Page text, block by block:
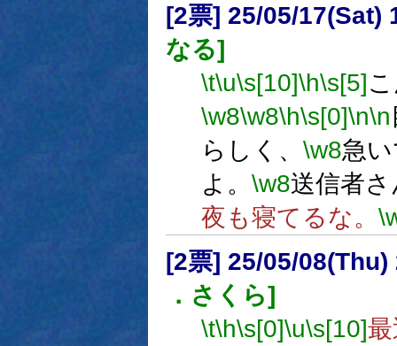
[2票] 25/05/17(Sat)
なる]
\t\u\s[10]\h\s[5]
\w8\w8\h\s[0]\n\n
らしく、 \w8急
よ。 \w8送信者
夜も寝てるな。
[2票] 25/05/
．さくら]
\t\h\s[0]\u\s[10]